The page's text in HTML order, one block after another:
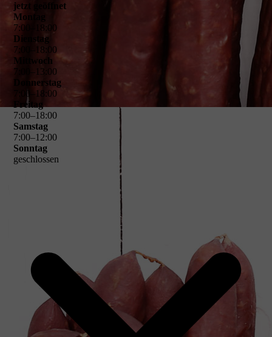
jetzt geöffnet
Montag
7:00 18:00
Dienstag
7: 18: 00
Mittwoch
7
– 13 00
Donnerstag
00 –18 :00
Freitag
7:00–18:00
Samstag
7:00–12:00
Sonntag
geschlossen